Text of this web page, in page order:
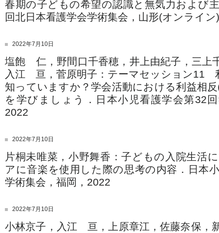
春期の子どもの希望の認識と無気力および
回北日本看護学会学術集会，山形(オンライ
2022年7月10日
塩飽 仁，野間口千香穂，井上由紀子，三上
入江 亘，菅原明子：テーマセッション11
知っていますか？学会活動における利益相
を学びましょう．日本小児看護学会第32
2022
2022年7月10日
片桐未唯菜，小野舞香：子どもの入院生活
アに音楽を使用した際の思考の内容．日本
学術集会，福岡，2022
2022年7月10日
小林京子，入江 亘，上原章江，佐藤奈保，